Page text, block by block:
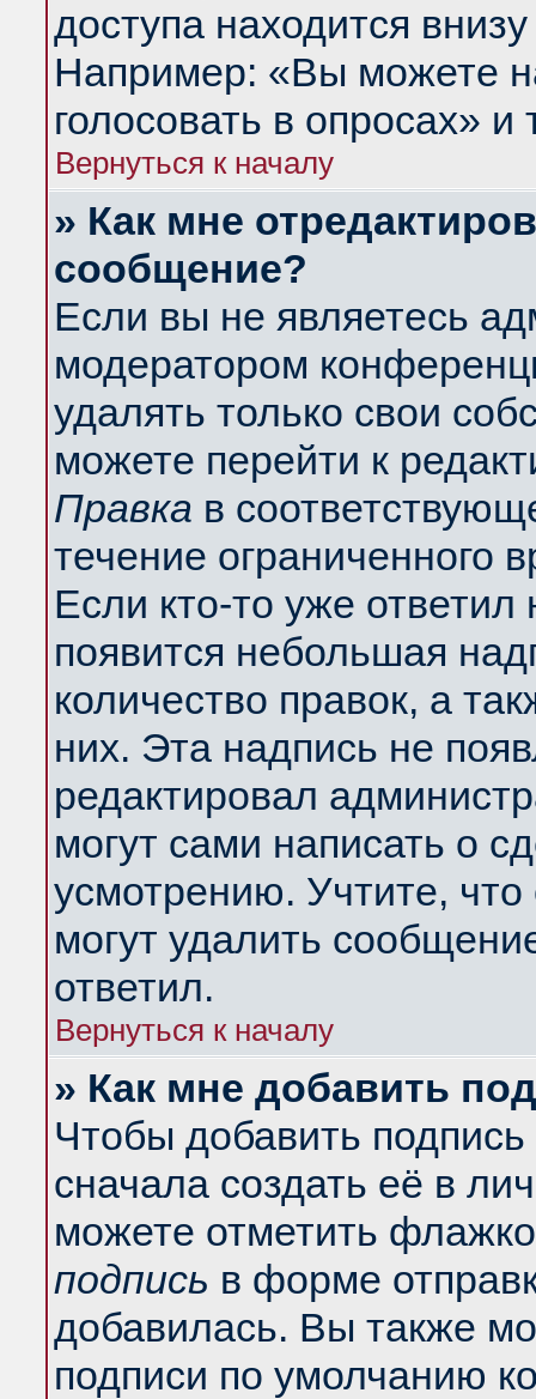
доступа находится
Например: «Вы можете
голосовать в опросах» и
Вернуться к началу
» Как мне
сообщение?
Если вы не являетесь
модератором
удалять только свои
можете перейти к
Правка в
течение ограниченного
Если кто-то уже
появится небольшая
количество правок, а
них. Эта надпись не
редактировал
могут сами написать о
усмотрению. Учтите,
могут удалить
ответил.
Вернуться к началу
» Как мне добавить
Чтобы добавить
сначала создать её в
можете отметить
подпись в форме
добавилась. Вы также
подписи по умолчанию